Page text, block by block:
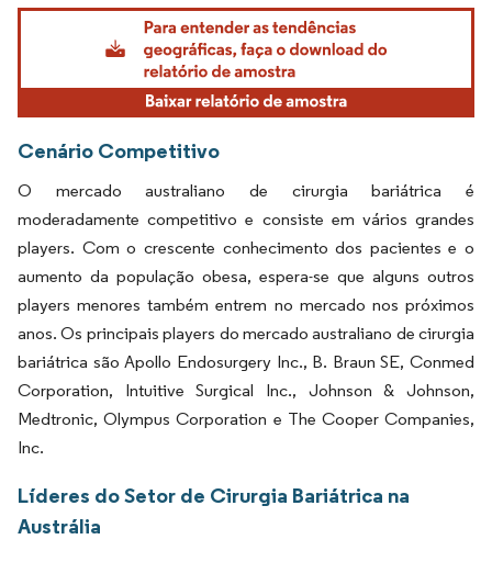
Imagem © Mordor Intelligence. O reuso requer atribuição conforme CC BY 4.0.
Cenário Competitivo
O mercado australiano de cirurgia bariátrica é
moderadamente competitivo e consiste em vários grandes
players. Com o crescente conhecimento dos pacientes e o
aumento da população obesa, espera-se que alguns outros
players menores também entrem no mercado nos próximos
anos. Os principais players do mercado australiano de cirurgia
bariátrica são Apollo Endosurgery Inc., B. Braun SE, Conmed
Corporation, Intuitive Surgical Inc., Johnson & Johnson,
Medtronic, Olympus Corporation e The Cooper Companies,
Inc.
Líderes do Setor de Cirurgia Bariátrica na
Austrália